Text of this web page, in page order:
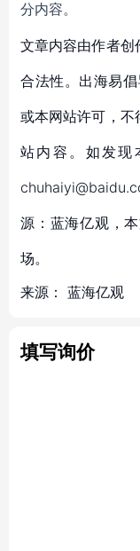
分内容。
文章内容由作者创
合法性。出海易
或本网站许可，不
站内容。如发现
源：蓝海亿观，
场。
来源： 蓝海亿观
填写询价